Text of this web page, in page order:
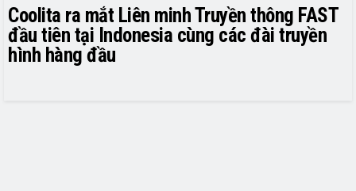
Coolita ra mắt Liên minh Truyền thông FAST
đầu tiên tại Indonesia cùng các đài truyền
hình hàng đầu